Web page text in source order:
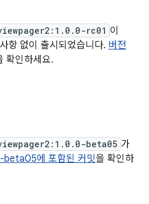
rc01 이
항 없이 출시되었습니다. 버전
확인하세요.
beta05 가
beta05에 포함된 커밋을 확인하